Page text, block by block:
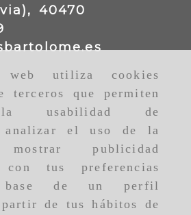
utiliza cookies
terceros que permiten
usabilidad de
analizar el uso de la
publicidad
con tus preferencias
de un perfil
de tus hábitos de
40470
info